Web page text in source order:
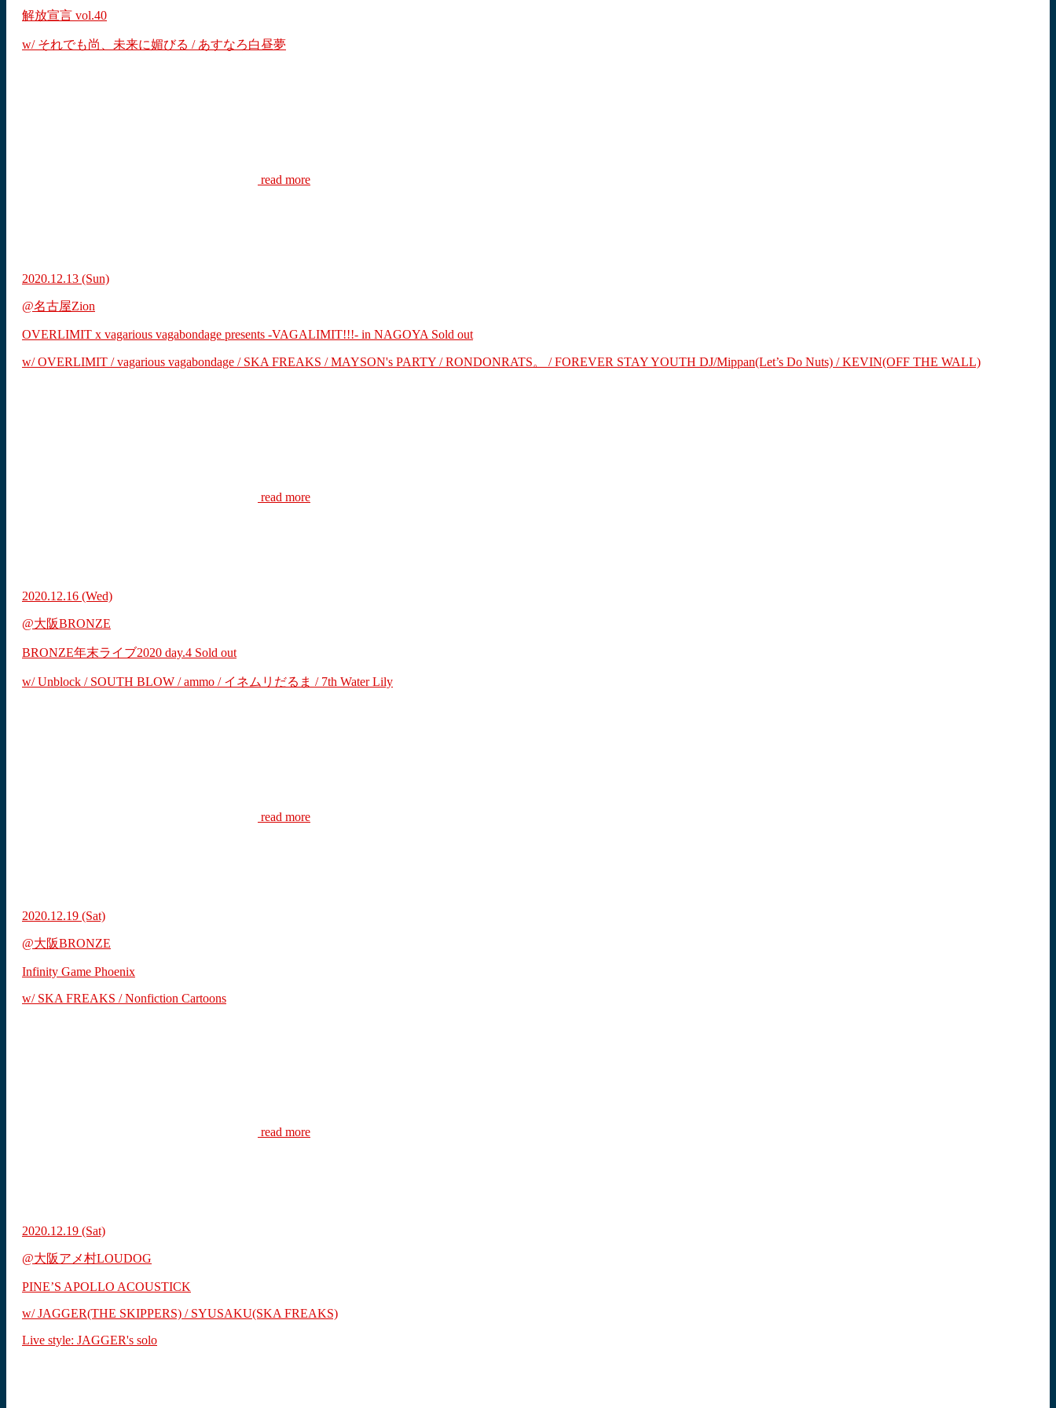
解放宣言 vol.40
w/ それでも尚、未来に媚びる / あすなろ白昼夢
read more
2020.12.13 (Sun)
@名古屋Zion
OVERLIMIT x vagarious vagabondage presents -VAGALIMIT!!!- in NAGOYA Sold out
w/ OVERLIMIT / vagarious vagabondage / SKA FREAKS / MAYSON's PARTY / RONDONRATS。 / FOREVER STAY YOUTH DJ/Mippan(Let’s Do Nuts) / KEVIN(OFF THE WALL)
read more
2020.12.16 (Wed)
@大阪BRONZE
BRONZE年末ライブ2020 day.4 Sold out
w/ Unblock / SOUTH BLOW / ammo / イネムリだるま / 7th Water Lily
read more
2020.12.19 (Sat)
@大阪BRONZE
Infinity Game Phoenix
w/ SKA FREAKS / Nonfiction Cartoons
read more
2020.12.19 (Sat)
@大阪アメ村LOUDOG
PINE’S APOLLO ACOUSTICK
w/ JAGGER(THE SKIPPERS) / SYUSAKU(SKA FREAKS)
Live style: JAGGER's solo